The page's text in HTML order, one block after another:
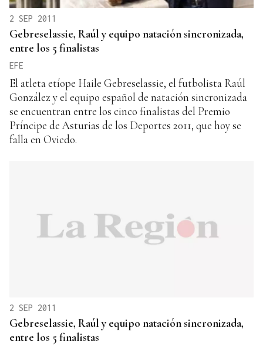
2 SEP 2011
Gebreselassie, Raúl y equipo natación sincronizada,
entre los 5 finalistas
EFE
El atleta etíope Haile Gebreselassie, el futbolista Raúl
González y el equipo español de natación sincronizada
se encuentran entre los cinco finalistas del Premio
Príncipe de Asturias de los Deportes 2011, que hoy se
falla en Oviedo.
2 SEP 2011
Gebreselassie, Raúl y equipo natación sincronizada,
entre los 5 finalistas